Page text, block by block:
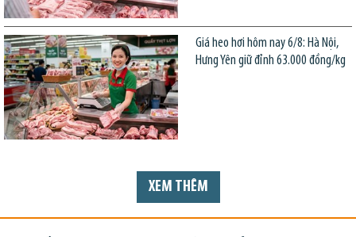
Giá heo hơi hôm nay 6/8: Hà Nội,
Hưng Yên giữ đỉnh 63.000 đồng/kg
XEM THÊM